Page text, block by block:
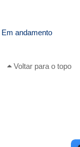
andamento
Voltar para o topo